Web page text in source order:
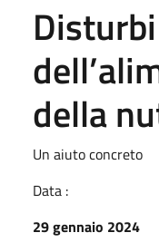
Disturbi
della
Un aiuto concreto
Data :
29 gennaio 2024